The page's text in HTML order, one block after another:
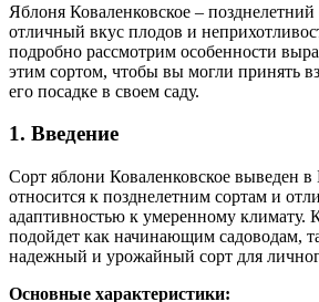
Яблоня Коваленковское –
отличный вкус плодов и
подробно рассмотрим особенности
этим сортом, чтобы вы могли принять
его посадке в своем саду.
1. Введение
Сорт яблони Коваленковское выведен
относится к позднелетним сортам и
адаптивностью к умеренному климату.
подойдет как начинающим садоводам,
надежный и урожайный сорт для
Основные характеристики: